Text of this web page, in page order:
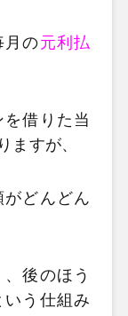
月の元利払
借りた当
ますが、
がどんどん
後のほう
う仕組み